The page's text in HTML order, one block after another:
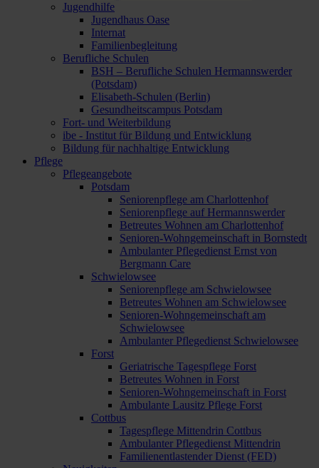
Jugendhilfe
Jugendhaus Oase
Internat
Familienbegleitung
Berufliche Schulen
BSH – Berufliche Schulen Hermannswerder
(Potsdam)
Elisabeth-Schulen (Berlin)
Gesundheitscampus Potsdam
Fort- und Weiterbildung
ibe - Institut für Bildung und Entwicklung
Bildung für nachhaltige Entwicklung
Pflege
Pflegeangebote
Potsdam
Seniorenpflege am Charlottenhof
Seniorenpflege auf Hermannswerder
Betreutes Wohnen am Charlottenhof
Senioren-Wohngemeinschaft in Bornstedt
Ambulanter Pflegedienst Ernst von
Bergmann Care
Schwielowsee
Seniorenpflege am Schwielowsee
Betreutes Wohnen am Schwielowsee
Senioren-Wohngemeinschaft am
Schwielowsee
Ambulanter Pflegedienst Schwielowsee
Forst
Geriatrische Tagespflege Forst
Betreutes Wohnen in Forst
Senioren-Wohngemeinschaft in Forst
Ambulante Lausitz Pflege Forst
Cottbus
Tagespflege Mittendrin Cottbus
Ambulanter Pflegedienst Mittendrin
Familienentlastender Dienst (FED)